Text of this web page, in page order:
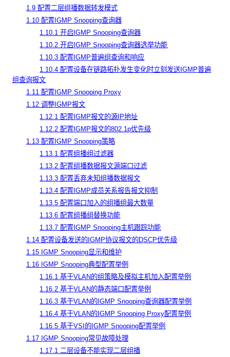
1.9 配置二层组播数据转发模式
1.10 配置IGMP Snooping查询器
1.10.1 开启IGMP Snooping查询器
1.10.2 开启IGMP Snooping查询器选举功能
1.10.3 配置IGMP普遍组查询和响应
1.10.4 配置设备在链路拓扑发生变化时立刻发送IGMP普遍
组查询报文
1.11 配置IGMP Snooping Proxy
1.12 调整IGMP报文
1.12.1 配置IGMP报文的源IP地址
1.12.2 配置IGMP报文的802.1p优先级
1.13 配置IGMP Snooping策略
1.13.1 配置组播组过滤器
1.13.2 配置组播数据报文源端口过滤
1.13.3 配置丢弃未知组播数据报文
1.13.4 配置IGMP成员关系报告报文抑制
1.13.5 配置端口加入的组播组最大数量
1.13.6 配置组播组替换功能
1.13.7 配置IGMP Snooping主机跟踪功能
1.14 配置设备发送的IGMP协议报文的DSCP优先级
1.15 IGMP Snooping显示和维护
1.16 IGMP Snooping典型配置举例
1.16.1 基于VLAN的组策略及模拟主机加入配置举例
1.16.2 基于VLAN的静态端口配置举例
1.16.3 基于VLAN的IGMP Snooping查询器配置举例
1.16.4 基于VLAN的IGMP Snooping Proxy配置举例
1.16.5 基于VSI的IGMP Snooping配置举例
1.17 IGMP Snooping常见故障处理
1.17.1 二层设备不能实现二层组播